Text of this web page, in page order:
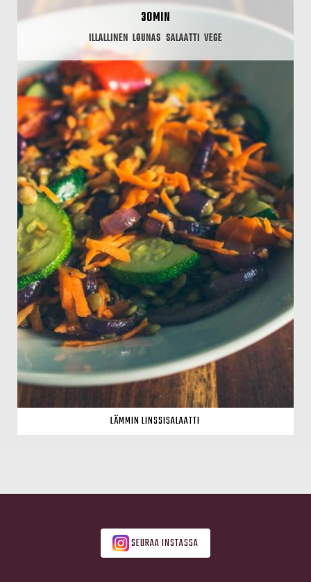
30MIN
ILLALLINEN LOUNAS SALAATTI VEGE
LÄMMIN LINSSISALAATTI
SEURAA INSTASSA